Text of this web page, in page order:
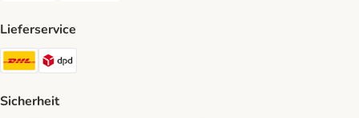
Lieferservice
DHL Shipping Method
Sicherheit